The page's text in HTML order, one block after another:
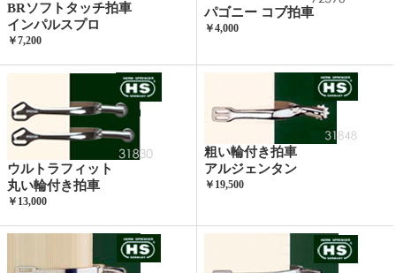
BRソフトタッチ拍車
インパルスプロ
￥7,200
パゴニー コブ拍車
￥4,000
ウルトラフィット
丸い輪付き拍車
￥13,000
粗い輪付き拍車
アルジェンタン
￥19,500